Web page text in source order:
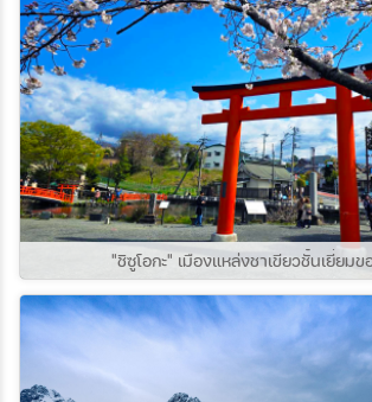
"ชิซูโอกะ" เมืองแหล่งชาเขียวชั้นเยี่ยม